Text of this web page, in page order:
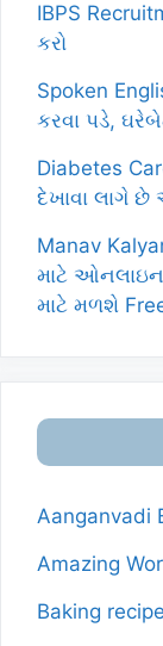
IBPS
કરો
Spoken
કરવા પડે,
Diabetes
દેખાવા લાગે
Manav
માટે
માટે મળશે
Aanganvadi
Amazing
Baking recipe